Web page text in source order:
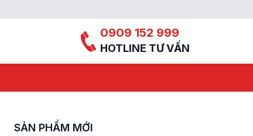
0909 152 999
HOTLINE TƯ VẤN
SẢN PHẨM MỚI